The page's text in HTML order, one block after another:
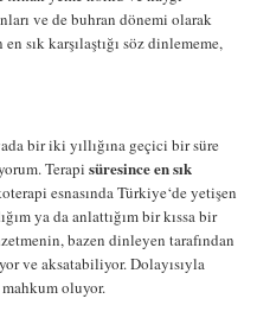
ve de buhran dönemi olarak
sık karşılaştığı söz dinlememe,
bir iki yıllığına geçici bir süre
Terapi süresince en sık
esnasında Türkiye‘de yetişen
ya da anlattığım bir kıssa bir
bazen dinleyen tarafından
ve aksatabiliyor. Dolayısıyla
oluyor.